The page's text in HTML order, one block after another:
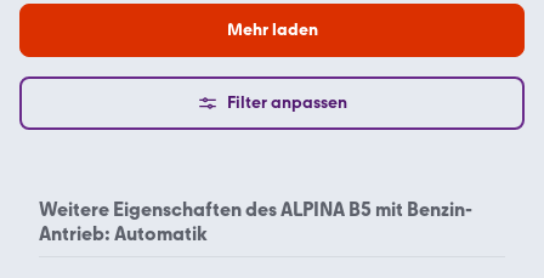
Mehr laden
Filter anpassen
Weitere Eigenschaften desALPINA B5 mit Benzin-
Antrieb: Automatik